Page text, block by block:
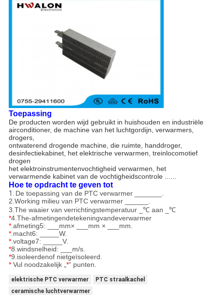
Toepassing
De producten worden wijd gebruikt in huishouden en industriële
airconditioner, de machine van het luchtgordijn, verwarmers,
drogers,
ontwaterend drogende machine, die ruimte, handdroger,
desinfectiekabinet, het elektrische verwarmen, treinlocomotief
drogen
het elektroinstrumentenvochtigheid verwarmen, het
verwarmende kabinet van de vochtigheidscontrole ......
Hoe te opdracht te geven tot
1. De toepassing van de PTC verwarmer _______.
2.Working milieu van PTC verwarmer ______.
3.The waaier van verrichtingstemperatuur _℃ aan _℃
*4.The-afmetingendetekeningvandeverwarmer
*.afmeting5: ___mm× ___mm ×
mm.
*.macht6: _____W.
*.voltage7: _____V.
*8.windsnelheid: ___m/s.
*9.isoleerdenof nietgeïsoleerd.
*Vul noodzakelijk „ *“ punten.
elektrische PTC verwarmer
PTC straalkachel
ceramische luchtverwarmer